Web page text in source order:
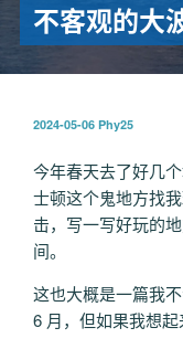
不客观的大
发
于
2024-05-06 Phy25
今年春天去了好几
士顿这个鬼地方找
击，写一写好玩的
间。
这也大概是一篇我
6 月，但如果我想起